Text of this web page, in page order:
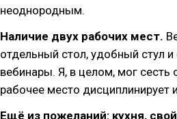
неоднородным.
Наличие двух рабочих мест.
отдельный стол, удобный стул
вебинары. Я, в целом, мог сесть
рабочее место дисциплинирует
Ещё из пожеланий: кухня,